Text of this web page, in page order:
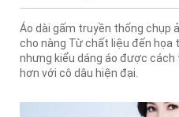
Áo dài gấm truyền thống chụp
cho nàng Từ chất liệu đến
nhưng kiểu dáng áo được cách
hơn với cô dâu hiện đại.